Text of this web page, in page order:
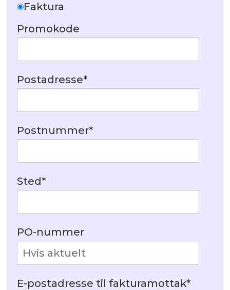
Faktura
Promokode
Postadresse*
Postnummer*
Sted*
PO-nummer
E-postadresse til fakturamottak*